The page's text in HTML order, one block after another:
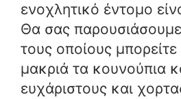
ενοχλητικό έντομο
Θα σας
τους οποίους
μακριά τα κουνούπια
ευχάριστους και